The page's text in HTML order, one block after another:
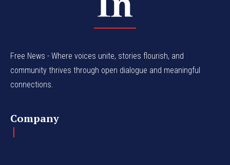
Free News - Where voices unite, stories flourish, and
community thrives through open dialogue and meaningful
connections.
Company